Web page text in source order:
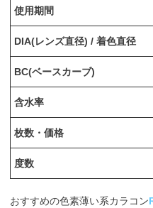
使用期間
DIA(レンズ直径) / 着色直径
BC(ベースカーブ)
含水率
枚数・価格
度数
おすすめの色素薄い系カラコン